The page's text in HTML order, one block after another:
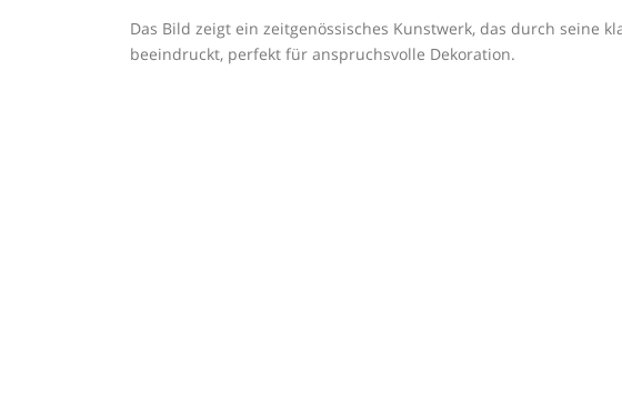
Das Bild zeigt ein zeitgenössisches Kunstwerk, das durch seine
beeindruckt, perfekt für anspruchsvolle Dekoration.